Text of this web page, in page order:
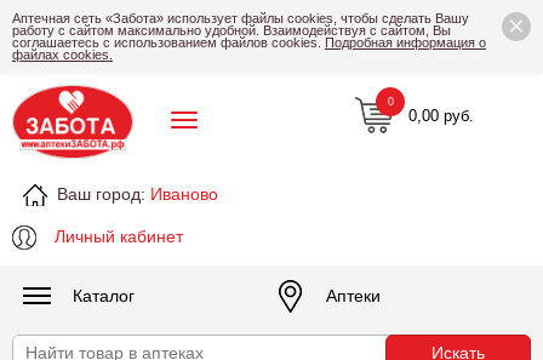
×
Аптечная сеть «Забота» использует файлы cookies, чтобы сделать Вашу
работу с сайтом максимально удобной. Взаимодействуя с сайтом, Вы
соглашаетесь с использованием файлов cookies. Подробная информация о
файлах cookies.
Ваш город: Иваново
Личный кабинет
0,00 руб.
0
Каталог Аптеки